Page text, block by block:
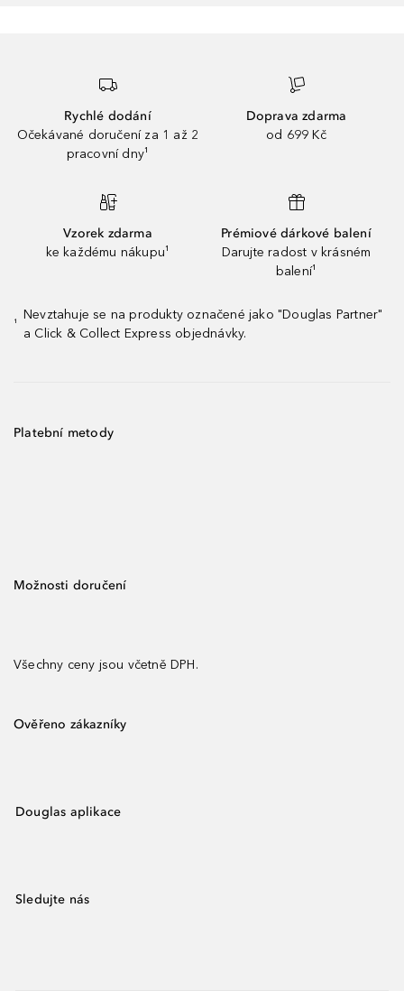
Rychlé dodání
Očekávané doručení za 1 až 2
pracovní dny¹
Doprava zdarma
od 699 Kč
Vzorek zdarma
ke každému nákupu¹
Prémiové dárkové balení
Darujte radost v krásném
balení¹
¹
Nevztahuje se na produkty označené jako "Douglas Partner"
a Click & Collect Express objednávky.
Platební metody
Možnosti doručení
Všechny ceny jsou včetně DPH.
Ověřeno zákazníky
Douglas aplikace
Sledujte nás